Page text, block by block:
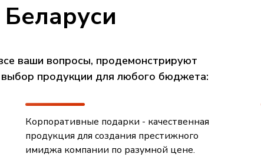
ваши вопросы, продемонстрируют
продукции для любого бюджета:
Корпоративные подарки - качественная
продукция для создания престижного
имиджа компании по разумной цене.